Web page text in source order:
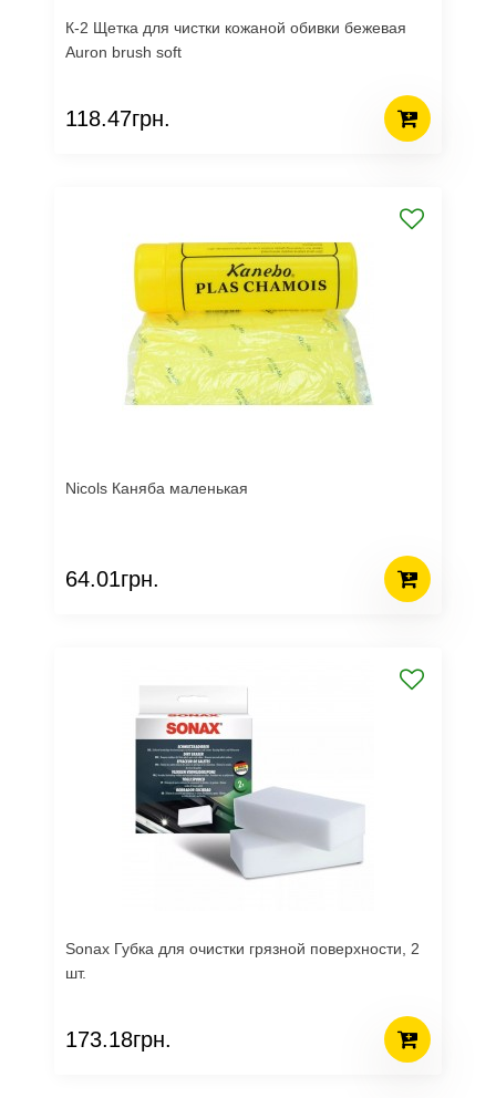
К-2 Щетка для чистки кожаной обивки бежевая
Auron brush soft
118.47грн.
Nicols Каняба маленькая
64.01грн.
Sonax Губка для очистки грязной поверхности, 2
шт.
173.18грн.